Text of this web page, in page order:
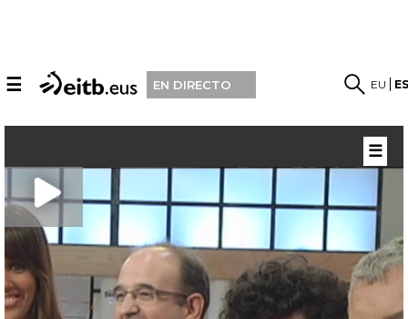
☰ EN DIRECTO EU
☰